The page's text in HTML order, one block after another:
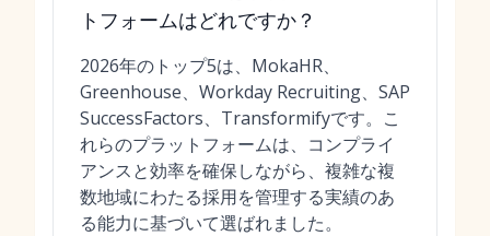
トフォームはどれですか？
2026年のトップ5は、MokaHR、
Greenhouse、Workday Recruiting、SAP
SuccessFactors、Transformifyです。こ
れらのプラットフォームは、コンプライ
アンスと効率を確保しながら、複雑な複
数地域にわたる採用を管理する実績のあ
る能力に基づいて選ばれました。